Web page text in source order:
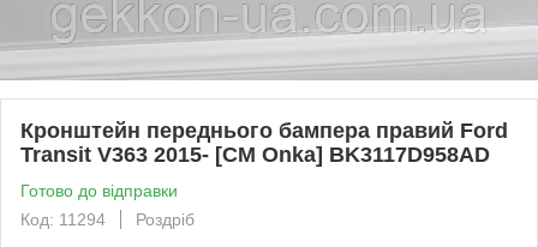
Кронштейн переднього бампера правий Ford
Transit V363 2015- [СМ Onka] BK3117D958AD
Готово до відправки
Код: 11294
Роздріб